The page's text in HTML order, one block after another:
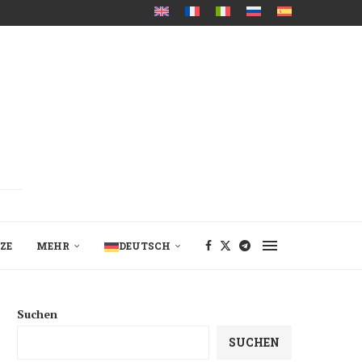
MEHR DEUTSCH
Suchen
SUCHEN